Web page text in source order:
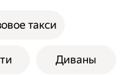
грузчика, а
300 см, а вес
такси
Диваны